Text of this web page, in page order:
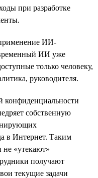
при разработке
ИИ-
ИИ уже
только человеку,
руководителя.
конфиденциальности
собственную
в Интернет. Таким
не «утекают»
получают
текущие задачи